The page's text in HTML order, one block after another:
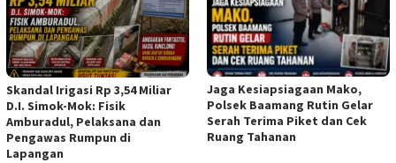
Skandal Irigasi Rp 3,54 Miliar
D.I. Simok-Mok: Fisik
Amburadul, Pelaksana dan
Pengawas Rumpun di
Lapangan
Jaga Kesiapsiagaan Mako,
Polsek Baamang Rutin Gelar
Serah Terima Piket dan Cek
Ruang Tahanan